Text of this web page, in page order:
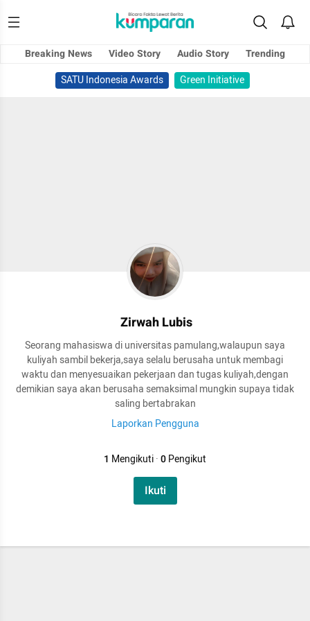
Breaking News Video Story Audio Story
Trending
SATU Indonesia Awards
Green Initiative
Zirwah Lubis
Seorang mahasiswa di universitas pamulang,walaupun saya
kuliyah sambil bekerja,saya selalu berusaha untuk membagi
waktu dan menyesuaikan pekerjaan dan tugas kuliyah,dengan
demikian saya akan berusaha semaksimal mungkin supaya tidak
saling bertabrakan
Laporkan Pengguna
1 Mengikuti·0Pengikut
Ikuti